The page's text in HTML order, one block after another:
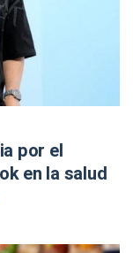
por el
en la salud